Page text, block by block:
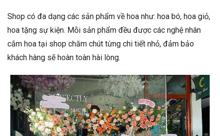
Shop có đa dạng các sản phẩm về hoa như: hoa bó, hoa giỏ,
hoa tặng sự kiện. Mỗi sản phẩm đều được các nghệ nhân
cắm hoa tại shop chăm chút từng chi tiết nhỏ, đảm bảo
khách hàng sẽ hoàn toàn hài lòng.